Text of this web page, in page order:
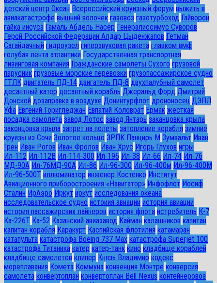
детский центр Океан Всероссийский круизный форум выжить в
авиакатастрофе вышний волочек газовоз газотурбоход Гайворон
гайка иисуса Гамаль Абдель Насер Генералиссимус Суворов
Герой Российской Федерации Алдар Цыденжапов Гетман
Сагайдачный гидроузел гиперзвуковая ракета главком вмф
голубая лента атлантики Государственная транспортная
лизинговая компания Гражданские самолеты Сухого грузовой
парусник грузовые морские перевозки грузопассажирское судно
ГТЛК двигатель ПД-14 двигатель ПД-8 двухпалубный самолет
десантный катер десантный корабль Джеральд Форд Дмитрий
Донской дозаправка в воздухе Донинтурфлот дрононосец ДЭПЛ
Уфа Евгений Горигледжан Евпатий Коловрат Ермак жесткая
посадка самолета завод Лотос завод Янтарь заканцовка крыла
законцовка крыла запрет на полеты затопление корабля зимние
круизы из Сочи Золотое кольцо ЗРПК Панцирь М Зумвальт Иван
Грен Иван Рогов Иван Фролов Иван Хрус Игорь Глухов игры
Ил-112 Ил-112В Ил-114-300 Ил-196 Ил-38 Ил-66 Ил-74 Ил-76
МД-90А Ил-76МД-90А Ил-86 Ил-96-300 Ил-96-400м Ил-96-400М
Ил-96-500Т иллюминатор инженер Костенко Институт
Авиационного приборостроения «Навигатор» Инфофлот Иосиф
Сталин ИрАэро Иркут иркут исследования океана
исследовательское судно истоиия авиации история авиации
история пассажирских лайнеров история флота истребитель К-7
Ка-226Т Ка-52 Казанский авиазавод Кайман калашников капитан
капитан корабля Каракурт Каспийская флотилия катамаран
катапульта катастрофа Boeing 737 Max катастрофа Superjet 100
катастрофа Титаника катер катер-танк кино кладбище кораблей
кладбище самолетов клипер Князь Владимир кодекс
мореплавания Комета Коммуна конвенция Монтре конверсия
самолета конвертоплан конвертоплан Bell Nexus контейнеровоз